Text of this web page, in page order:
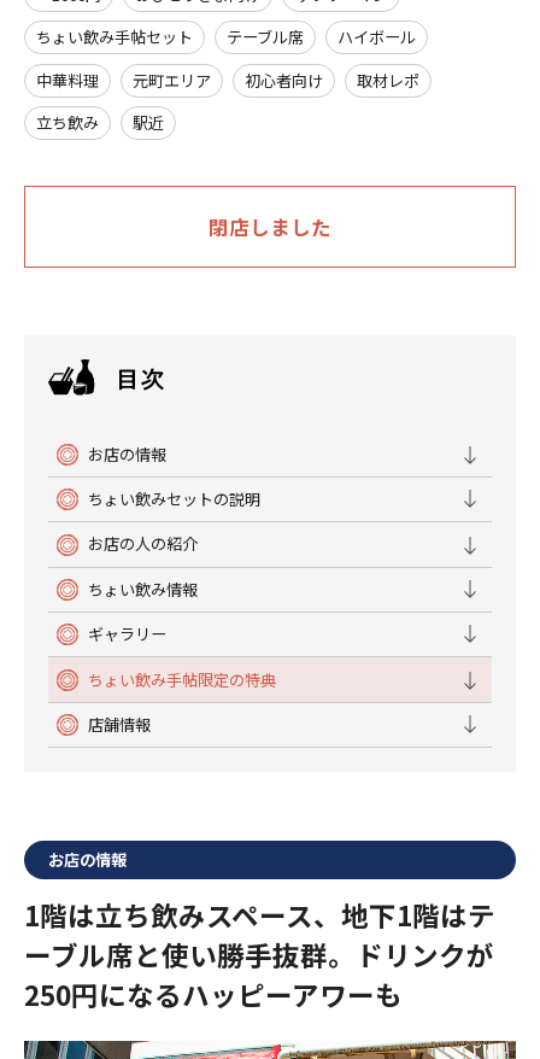
ちょい飲み手帖セット
テーブル席
ハイボール
中華料理
元町エリア 初心者向け
取材レポ
立ち飲み
駅近
閉店しました
お店の情報
ちょい飲みセットの説明
お店の人の紹介
ちょい飲み情報
ギャラリー
ちょい飲み手帖限定の特典
店舗情報
お店の情報
1階は立ち飲みスペース、地下1階はテ
ーブル席と使い勝手抜群。ドリンクが
250円になるハッピーアワーも